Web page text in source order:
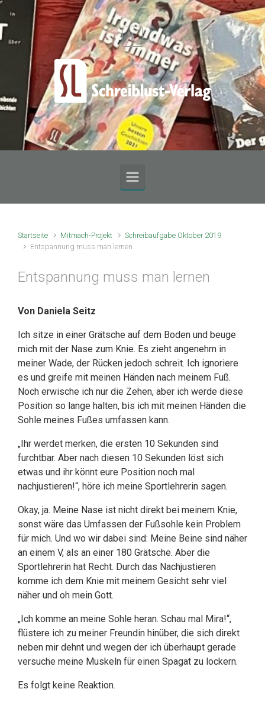
Zum Hauptinhalt springen
Startseite Mitmach-Projekt
Schreibaufgabe Oktober 2019
Entspannung muss man lernen
Entspannung muss man lernen
Von Daniela Seitz
Ich sitze in einer Grätsche auf dem Boden und beuge
mich mit der Nase zum Knie. Es zieht angenehm in
meiner Wade, der Rücken jedoch schreit. Ich ignoriere
es und greife mit meinen Händen nach meinem Fuß.
Noch erwische ich nur die Zehen, aber ich werde diese
Position so lange halten, bis ich mit meinen Händen die
Sohle meines Fußes umfassen kann.
„Ihr werdet merken, die ersten 10 Sekunden sind
furchtbar. Aber nach diesen 10 Sekunden löst sich
etwas und ihr könnt eure Position noch mal
nachjustieren!“, höre ich meine Sportlehrerin sagen.
Okay, ja. Meine Nase ist nicht direkt bei meinem Knie,
sonst wäre das Umfassen der Fußsohle kein Problem
für mich. Und wo wir dabei sind: Meine Beine sind näher
an einem V, als an einer 180 Grätsche. Aber die
Sportlehrerin hat Recht. Durch das Nachjustieren
komme ich dem Knie mit meinem Gesicht sehr viel
näher und oh mein Gott.
„Ich komme an meine Sohle heran. Schau mal Mira!“,
flüstere ich zu meiner Freundin hinüber, die sich direkt
neben mir dehnt und wegen der ich überhaupt gerade
versuche meine Muskeln für einen Spagat zu lockern.
Es folgt keine Reaktion.